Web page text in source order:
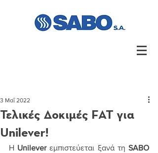
Τελικές Δοκιμές FAT για
Unilever!
3 Μαΐ 2022
Η Unilever εμπιστεύεται ξανά τη SABO